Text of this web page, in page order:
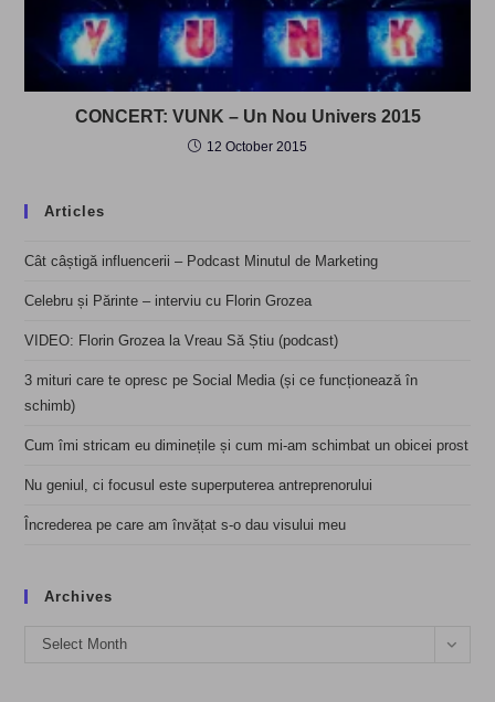
CONCERT: VUNK – Un Nou Univers 2015
12 October 2015
Articles
Cât câștigă influencerii – Podcast Minutul de Marketing
Celebru și Părinte – interviu cu Florin Grozea
VIDEO: Florin Grozea la Vreau Să Știu (podcast)
3 mituri care te opresc pe Social Media (și ce funcționează în
schimb)
Cum îmi stricam eu diminețile și cum mi-am schimbat un obicei prost
Nu geniul, ci focusul este superputerea antreprenorului
Încrederea pe care am învățat s-o dau visului meu
Archives
Archives
Select Month